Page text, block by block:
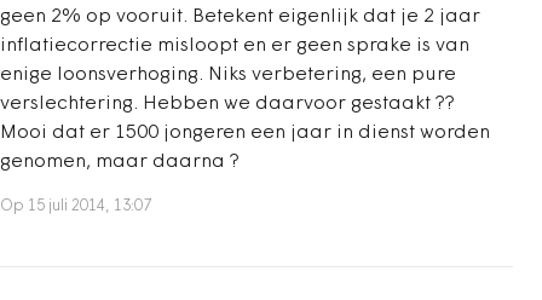
geen 2% op vooruit. Betekent eigenlijk dat je 2 jaar
inflatiecorrectie misloopt en er geen sprake is van
enige loonsverhoging. Niks verbetering, een pure
verslechtering. Hebben we daarvoor gestaakt ??
Mooi dat er 1500 jongeren een jaar in dienst worden
genomen, maar daarna ?
Op 15 juli 2014, 13:07